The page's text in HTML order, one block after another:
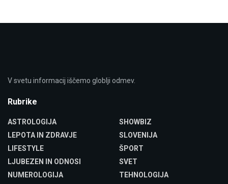
V svetu informacij iščemo globlji odmev.
Rubrike
ASTROLOGIJA
LEPOTA IN ZDRAVJE
LIFESTYLE
LJUBEZEN IN ODNOSI
NUMEROLOGIJA
SHOWBIZ
SLOVENIJA
ŠPORT
SVET
TEHNOLOGIJA